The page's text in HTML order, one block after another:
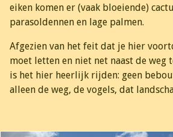
eiken komen er (vaak bloeiende)
parasoldennen en lage palmen.
Afgezien van het feit dat je hier
moet letten en niet net naast de weg
is het hier heerlijk rijden: geen
alleen de weg, de vogels, dat